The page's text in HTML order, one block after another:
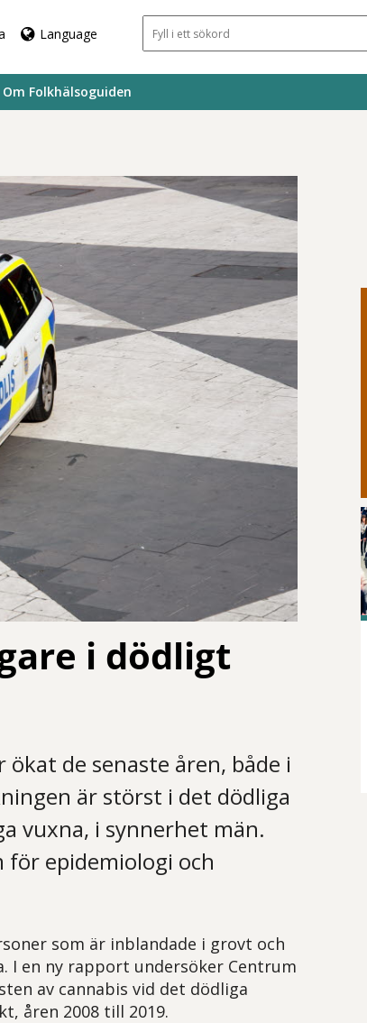
Language Sökfält
Om Folkhälsoguiden
i dödligt
de senaste åren, både i
är störst i det dödliga
vuxna, i synnerhet män.
epidemiologi och
som är inblandade i grovt och
I en ny rapport undersöker Centrum
av cannabis vid det dödliga
åren 2008 till 2019.